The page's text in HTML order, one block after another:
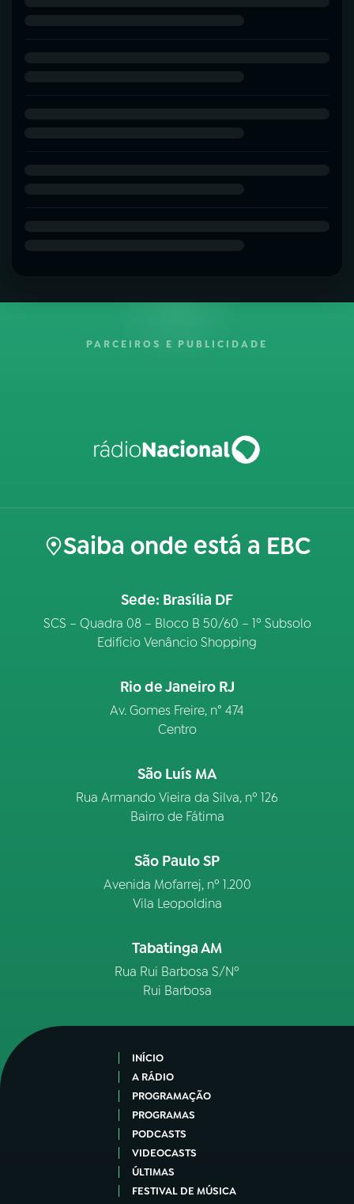
PARCEIROS E PUBLICIDADE
Saiba onde está a EBC
Sede: Brasília DF
SCS – Quadra 08 – Bloco B 50/60 – 1º Subsolo
Edifício Venâncio Shopping
Rio de Janeiro RJ
Av. Gomes Freire, n° 474
Centro
São Luís MA
Rua Armando Vieira da Silva, nº 126
Bairro de Fátima
São Paulo SP
Avenida Mofarrej, nº 1.200
Vila Leopoldina
Tabatinga AM
Rua Rui Barbosa S/Nº
Rui Barbosa
INÍCIO
A RÁDIO
PROGRAMAÇÃO
PROGRAMAS
PODCASTS
VIDEOCASTS
ÚLTIMAS
FESTIVAL DE MÚSICA